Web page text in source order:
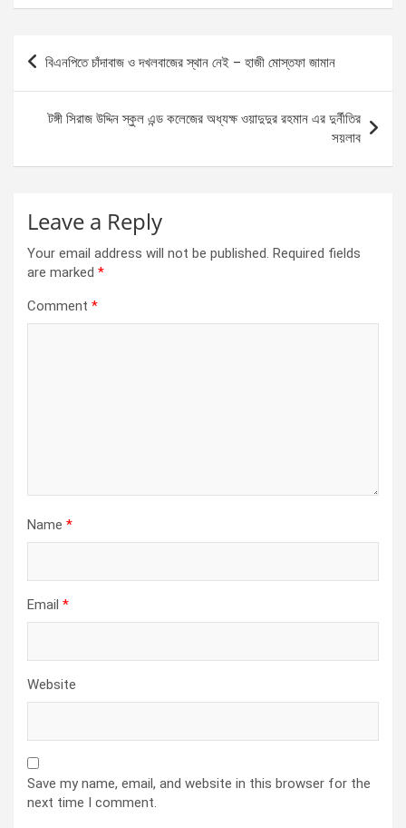
ce
b
o
o
k
se
n
g
er
at
A
p
p
ar
Post
navigation
বিএনপিতে চাঁদাবাজ ও দখলবাজের স্থান নেই – হাজী মোস্তফা জামান
টঙ্গী সিরাজ উদ্দিন স্কুল এন্ড কলেজের অধ্যক্ষ ওয়াদুদুর রহমান এর দুর্নীতির
সয়লাব
Leave a Reply
Your email address will not be published. Required fields
are marked *
Comment *
Name *
Email *
Website
Save my name, email, and website in this browser for the
next time I comment.